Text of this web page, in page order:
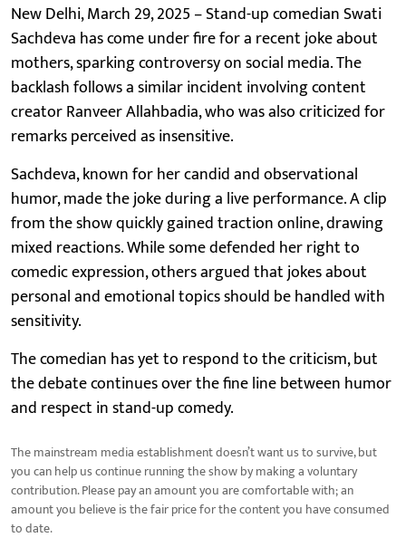
New Delhi, March 29, 2025 – Stand-up comedian Swati
Sachdeva has come under fire for a recent joke about
mothers, sparking controversy on social media. The
backlash follows a similar incident involving content
creator Ranveer Allahbadia, who was also criticized for
remarks perceived as insensitive.
Sachdeva, known for her candid and observational
humor, made the joke during a live performance. A clip
from the show quickly gained traction online, drawing
mixed reactions. While some defended her right to
comedic expression, others argued that jokes about
personal and emotional topics should be handled with
sensitivity.
The comedian has yet to respond to the criticism, but
the debate continues over the fine line between humor
and respect in stand-up comedy.
The mainstream media establishment doesn’t want us to survive, but
you can help us continue running the show by making a voluntary
contribution. Please pay an amount you are comfortable with; an
amount you believe is the fair price for the content you have consumed
to date.